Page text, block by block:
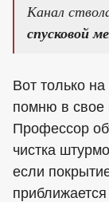
Канал
спусковой
Вот только
помню в свое
Профессор
чистка
если